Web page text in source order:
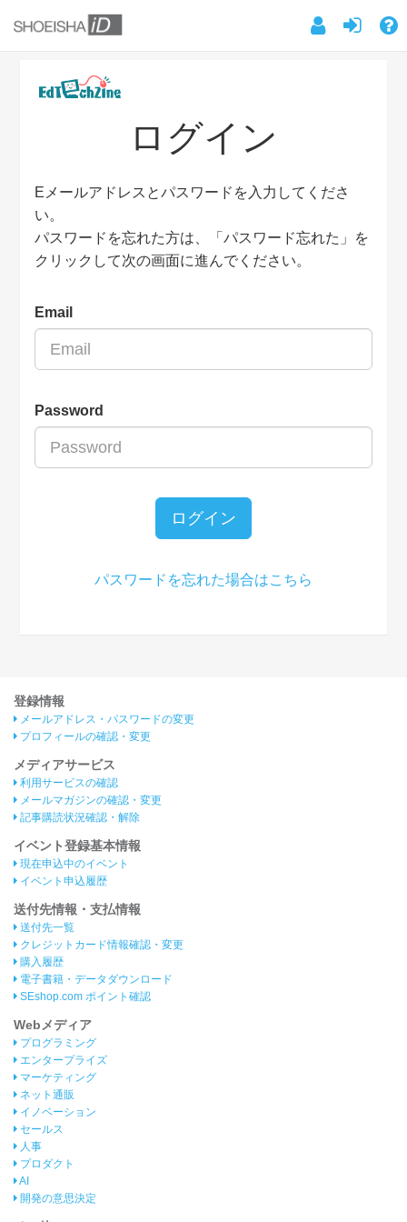
ログイン
Eメールアドレスとパスワードを入力してくださ
い。
パスワードを忘れた方は、「パスワード忘れた」を
クリックして次の画面に進んでください。
Email
Password
ログイン
パスワードを忘れた場合はこちら
登録情報
メールアドレス・パスワードの変更
プロフィールの確認・変更
メディアサービス
利用サービスの確認
メールマガジンの確認・変更
記事購読状況確認・解除
イベント登録基本情報
現在申込中のイベント
イベント申込履歴
送付先情報・支払情報
送付先一覧
クレジットカード情報確認・変更
購入履歴
電子書籍・データダウンロード
SEshop.com ポイント確認
Webメディア
プログラミング
エンタープライズ
マーケティング
ネット通販
イノベーション
セールス
人事
プロダクト
AI
開発の意思決定